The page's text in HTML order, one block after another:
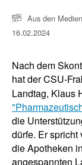
zur
Suche
Aus den Medien
16.02.2024
Nach dem
hat der CSU-
Landtag, Klaus
die
dürfe. Er
die Apotheken
angespannten